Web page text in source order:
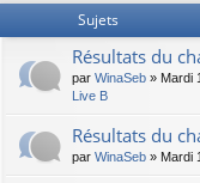
Sujets
Résultats du
par WinaSeb » Mardi
Live B
Résultats du
par WinaSeb » Mardi